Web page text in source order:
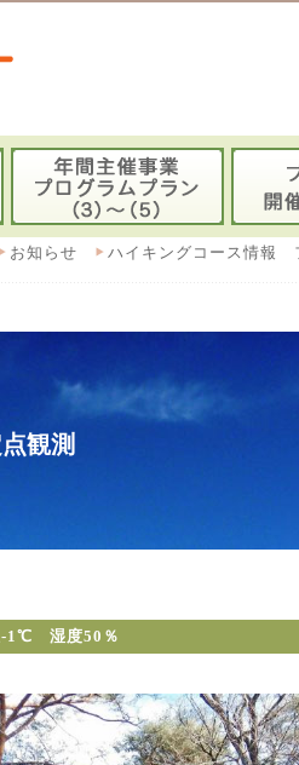
ハイキングコース情報
お知らせ
観測
1℃ 湿度50％